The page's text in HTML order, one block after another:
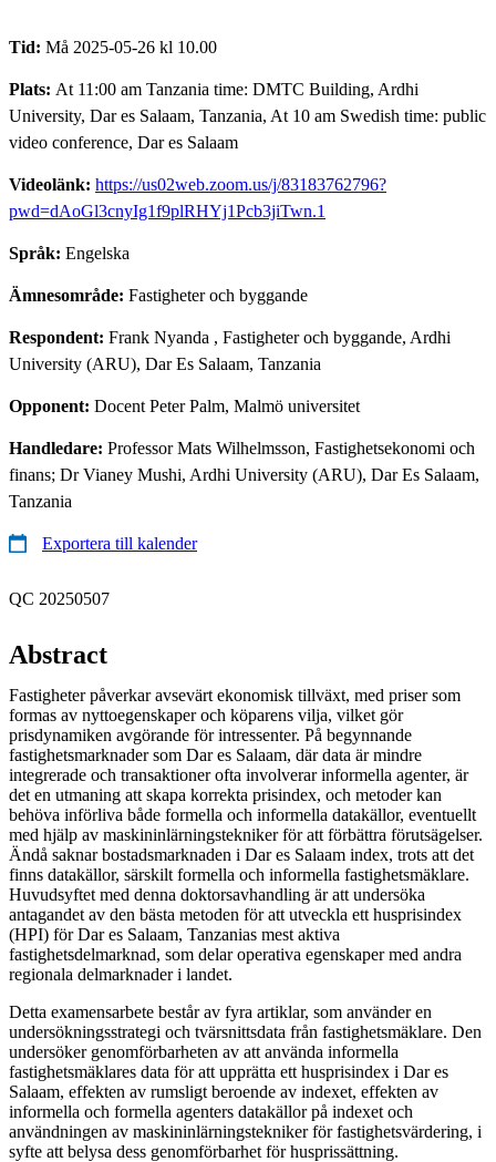
Tid: Må 2025-05-26 kl 10.00
Plats: At 11:00 am Tanzania time: DMTC Building, Ardhi
University, Dar es Salaam, Tanzania, At 10 am Swedish time: public
video conference, Dar es Salaam
Videolänk: https://us02web.zoom.us/j/83183762796?
pwd=dAoGl3cnyIg1f9plRHYj1Pcb3jiTwn.1
Språk: Engelska
Ämnesområde: Fastigheter och byggande
Respondent: Frank Nyanda , Fastigheter och byggande, Ardhi
University (ARU), Dar Es Salaam, Tanzania
Opponent: Docent Peter Palm, Malmö universitet
Handledare: Professor Mats Wilhelmsson, Fastighetsekonomi och
finans; Dr Vianey Mushi, Ardhi University (ARU), Dar Es Salaam,
Tanzania
Exportera till kalender
QC 20250507
Abstract
Fastigheter påverkar avsevärt ekonomisk tillväxt, med priser som
formas av nyttoegenskaper och köparens vilja, vilket gör
prisdynamiken avgörande för intressenter. På begynnande
fastighetsmarknader som Dar es Salaam, där data är mindre
integrerade och transaktioner ofta involverar informella agenter, är
det en utmaning att skapa korrekta prisindex, och metoder kan
behöva införliva både formella och informella datakällor, eventuellt
med hjälp av maskininlärningstekniker för att förbättra förutsägelser.
Ändå saknar bostadsmarknaden i Dar es Salaam index, trots att det
finns datakällor, särskilt formella och informella fastighetsmäklare.
Huvudsyftet med denna doktorsavhandling är att undersöka
antagandet av den bästa metoden för att utveckla ett husprisindex
(HPI) för Dar es Salaam, Tanzanias mest aktiva
fastighetsdelmarknad, som delar operativa egenskaper med andra
regionala delmarknader i landet.
Detta examensarbete består av fyra artiklar, som använder en
undersökningsstrategi och tvärsnittsdata från fastighetsmäklare. Den
undersöker genomförbarheten av att använda informella
fastighetsmäklares data för att upprätta ett husprisindex i Dar es
Salaam, effekten av rumsligt beroende av indexet, effekten av
informella och formella agenters datakällor på indexet och
användningen av maskininlärningstekniker för fastighetsvärdering, i
syfte att belysa dess genomförbarhet för husprissättning.